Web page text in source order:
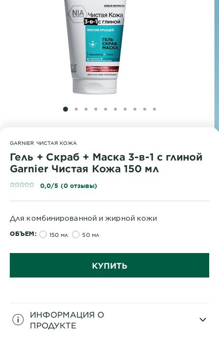
SLIDE 1
SLIDE 2
SLIDE 3
SLIDE 4
SLIDE 5
SLIDE 6
SLIDE 7
SLIDE 8
SLIDE 9
SLIDE 10
GARNIER ЧИСТАЯ КОЖА
Гель + Скраб + Маска 3-в-1 с глиной
Garnier Чистая Кожа 150 мл
0,0/5 (0 отзывы)
Для комбинированной и жирной кожи
ОБЪЕМ 150 мл 50 мл
КУПИТЬ
ИНФОРМАЦИЯ О
ПРОДУКТЕ